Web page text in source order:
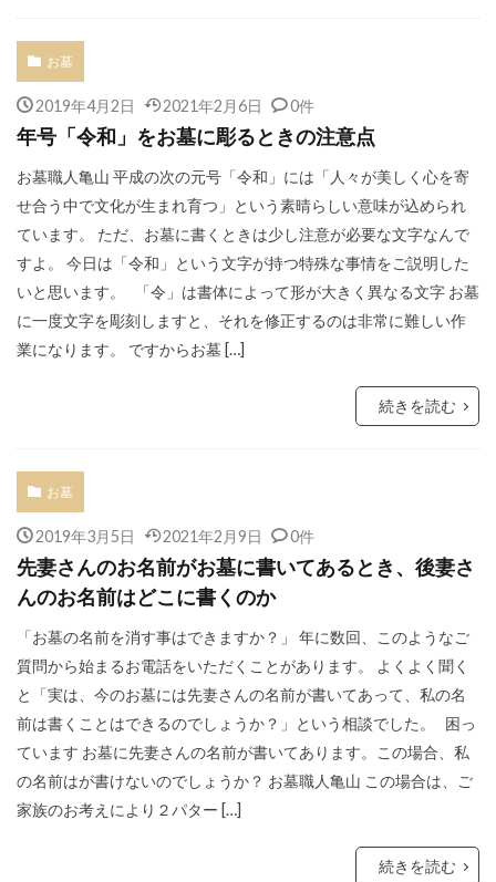
お墓
2019年4月2日 2021年2月6日 0件
年号「令和」をお墓に彫るときの注意点
お墓職人亀山 平成の次の元号「令和」には「人々が美しく心を寄
せ合う中で文化が生まれ育つ」という素晴らしい意味が込められ
ています。 ただ、お墓に書くときは少し注意が必要な文字なんで
すよ。 今日は「令和」という文字が持つ特殊な事情をご説明した
いと思います。 「令」は書体によって形が大きく異なる文字 お墓
に一度文字を彫刻しますと、それを修正するのは非常に難しい作
業になります。 ですからお墓 […]
続きを読む
お墓
2019年3月5日 2021年2月9日 0件
先妻さんのお名前がお墓に書いてあるとき、後妻さ
んのお名前はどこに書くのか
「お墓の名前を消す事はできますか？」 年に数回、このようなご
質問から始まるお電話をいただくことがあります。 よくよく聞く
と「実は、今のお墓には先妻さんの名前が書いてあって、私の名
前は書くことはできるのでしょうか？」という相談でした。 困っ
ています お墓に先妻さんの名前が書いてあります。この場合、私
の名前はが書けないのでしょうか？ お墓職人亀山 この場合は、ご
家族のお考えにより２パター […]
続きを読む